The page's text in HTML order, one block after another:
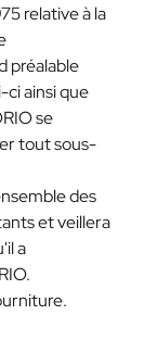
relative à la
préalable
ci ainsi que
se
tout sous-
des
et veillera
a